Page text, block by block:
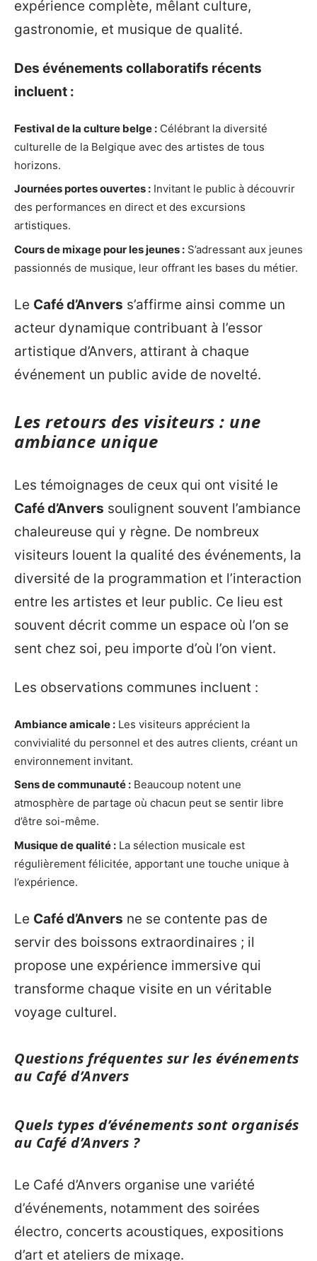
expérience complète, mêlant culture,
gastronomie, et musique de qualité.
Des événements collaboratifs récents
incluent :
Festival de la culture belge : Célébrant la diversité
culturelle de la Belgique avec des artistes de tous
horizons.
Journées portes ouvertes : Invitant le public à découvrir
des performances en direct et des excursions
artistiques.
Cours de mixage pour les jeunes : S’adressant aux jeunes
passionnés de musique, leur offrant les bases du métier.
Le Café d’Anvers s’affirme ainsi comme un
acteur dynamique contribuant à l’essor
artistique d’Anvers, attirant à chaque
événement un public avide de novelté.
Les retours des visiteurs : une
ambiance unique
Les témoignages de ceux qui ont visité le
Café d’Anvers soulignent souvent l’ambiance
chaleureuse qui y règne. De nombreux
visiteurs louent la qualité des événements, la
diversité de la programmation et l’interaction
entre les artistes et leur public. Ce lieu est
souvent décrit comme un espace où l’on se
sent chez soi, peu importe d’où l’on vient.
Les observations communes incluent :
Ambiance amicale : Les visiteurs apprécient la
convivialité du personnel et des autres clients, créant un
environnement invitant.
Sens de communauté : Beaucoup notent une
atmosphère de partage où chacun peut se sentir libre
d’être soi-même.
Musique de qualité : La sélection musicale est
régulièrement félicitée, apportant une touche unique à
l’expérience.
Le Café d’Anvers ne se contente pas de
servir des boissons extraordinaires ; il
propose une expérience immersive qui
transforme chaque visite en un véritable
voyage culturel.
Questions fréquentes sur les événements
au Café d’Anvers
Quels types d’événements sont organisés
au Café d’Anvers ?
Le Café d’Anvers organise une variété
d’événements, notamment des soirées
électro, concerts acoustiques, expositions
d’art et ateliers de mixage.